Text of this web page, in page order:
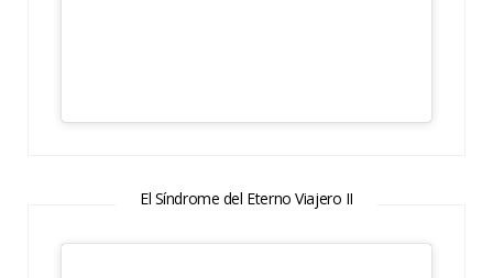
El Síndrome del Eterno Viajero II